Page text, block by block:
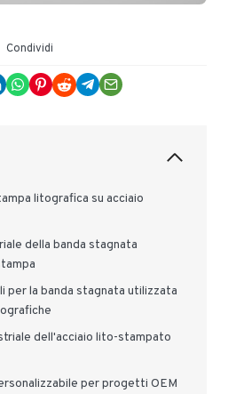
Condividi
litografica su acciaio
della banda stagnata
per la banda stagnata utilizzata
dell'acciaio lito-stampato
per progetti OEM